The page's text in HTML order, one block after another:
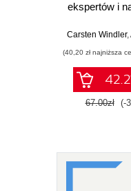
ekspertów i
łatwy w
kod
Carsten Windler,
(40,20 zł najniższa
67.00zł (-